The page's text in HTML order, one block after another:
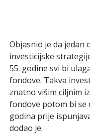
Objasnio je da jedan
investicijske
55. godine svi bi
fondove. Takva
znatno višim ciljnim
fondove potom bi
godina prije
dodao je.